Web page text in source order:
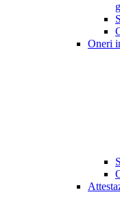
Oneri